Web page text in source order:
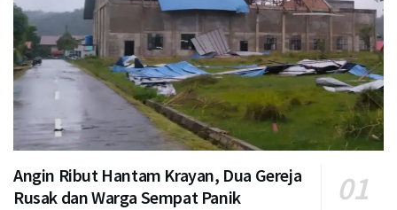
Angin Ribut Hantam Krayan, Dua Gereja
Rusak dan Warga Sempat Panik